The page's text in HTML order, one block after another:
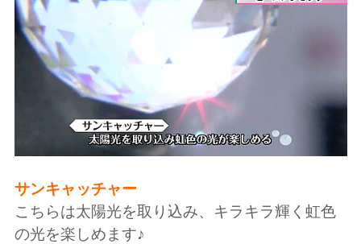
サンキャッチャー
こちらは太陽光を取り込み、キラキラ輝く虹色
の光を楽しめます♪